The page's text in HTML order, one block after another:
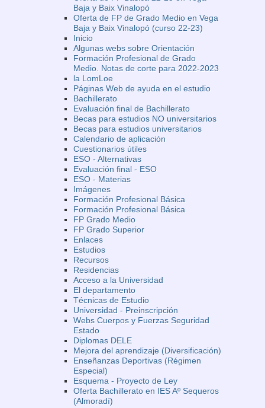
Baja y Baix Vinalopó
Oferta de FP de Grado Medio en Vega
Baja y Baix Vinalopó (curso 22-23)
Inicio
Algunas webs sobre Orientación
Formación Profesional de Grado
Medio. Notas de corte para 2022-2023
la LomLoe
Páginas Web de ayuda en el estudio
Bachillerato
Evaluación final de Bachillerato
Becas para estudios NO universitarios
Becas para estudios universitarios
Calendario de aplicación
Cuestionarios útiles
ESO - Alternativas
Evaluación final - ESO
ESO - Materias
Imágenes
Formación Profesional Básica
Formación Profesional Básica
FP Grado Medio
FP Grado Superior
Enlaces
Estudios
Recursos
Residencias
Acceso a la Universidad
El departamento
Técnicas de Estudio
Universidad - Preinscripción
Webs Cuerpos y Fuerzas Seguridad
Estado
Diplomas DELE
Mejora del aprendizaje (Diversificación)
Enseñanzas Deportivas (Régimen
Especial)
Esquema - Proyecto de Ley
Oferta Bachillerato en IES Aº Sequeros
(Almoradí)